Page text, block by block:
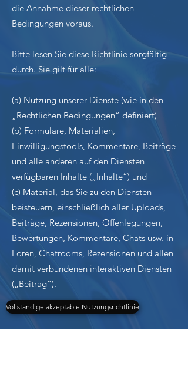
die Annahme dieser rechtlichen
Bedingungen voraus.
Bitte lesen Sie diese Richtlinie sorgfältig
durch. Sie gilt für alle:
(a) Nutzung unserer Dienste (wie in den
„Rechtlichen Bedingungen“ definiert)
(b) Formulare, Materialien,
Einwilligungstools, Kommentare, Beiträge
und alle anderen auf den Diensten
verfügbaren Inhalte („Inhalte“) und
(c) Material, das Sie zu den Diensten
beisteuern, einschließlich aller Uploads,
Beiträge, Rezensionen, Offenlegungen,
Bewertungen, Kommentare, Chats usw. in
Foren, Chatrooms, Rezensionen und allen
damit verbundenen interaktiven Diensten
(„Beitrag“).
Vollständige akzeptable Nutzungsrichtlinie